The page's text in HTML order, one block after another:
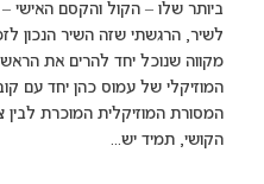
ביותר שלו – הקול והקסם האישי
לשיר, הרגשתי שזה השיר הנכון
מקווה שנוכל יחד להרים את
המוזיקלי של עמוס כהן יחד עם
המסורת המוזיקלית המוכרת לבין
הקושי, תמיד יש...